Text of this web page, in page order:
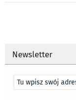
Newsletter